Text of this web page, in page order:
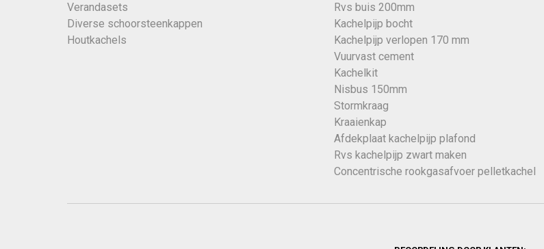
Verandasets
Diverse schoorsteenkappen
Houtkachels
Rvs buis 200mm
Kachelpijp bocht
Kachelpijp verlopen 170 mm
Vuurvast cement
Kachelkit
Nisbus 150mm
Stormkraag
Kraaienkap
Afdekplaat kachelpijp plafond
Rvs kachelpijp zwart maken
Concentrische rookgasafvoer pelletkachel